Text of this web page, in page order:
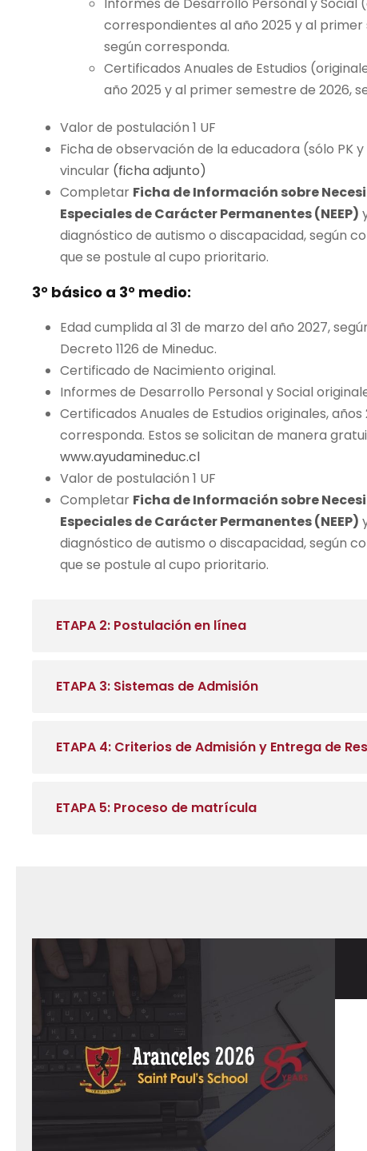
correspondientes al año 2025 y al primer
según corresponda.
Certificados Anuales de Estudios
año 2025 y al primer semestre de 2026,
Valor de postulación 1 UF
Ficha de observación de la educadora (sólo PK
vincular (ficha adjunto)
Completar Ficha de Información sobre
Especiales de Carácter Permanentes (NEEP)
diagnóstico de autismo o discapacidad, según
que se postule al cupo prioritario.
3° básico a 3° medio:
Edad cumplida al 31 de marzo del año 2027,
Decreto 1126 de Mineduc.
Certificado de Nacimiento original.
Informes de Desarrollo Personal y Social
Certificados Anuales de Estudios originales, años
corresponda. Estos se solicitan de manera
www.ayudamineduc.cl
Valor de postulación 1 UF
Completar Ficha de Información sobre
Especiales de Carácter Permanentes (NEEP)
diagnóstico de autismo o discapacidad, según
que se postule al cupo prioritario.
ETAPA 2: Postulación en línea
ETAPA 3: Sistemas de Admisión
ETAPA 4: Criterios de Admisión y Entrega de
ETAPA 5: Proceso de matrícula